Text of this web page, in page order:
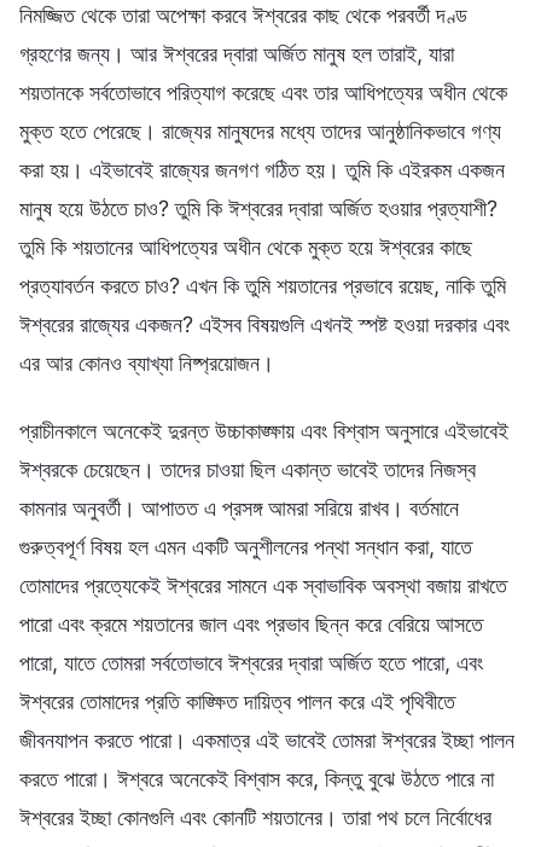
নিমজ্জিত থেকে তারা অপেক্ষা করবে ঈশ্বরের কাছ থেকে পরবর্তী দণ্ড
গ্রহণের জন্য। আর ঈশ্বরের দ্বারা অর্জিত মানুষ হল তারাই, যারা
শয়তানকে সর্বতোভাবে পরিত্যাগ করেছে এবং তার আধিপত্যের অধীন থেকে
মুক্ত হতে পেরেছে। রাজ্যের মানুষদের মধ্যে তাদের আনুষ্ঠানিকভাবে গণ্য
করা হয়। এইভাবেই রাজ্যের জনগণ গঠিত হয়। তুমি কি এইরকম একজন
মানুষ হয়ে উঠতে চাও? তুমি কি ঈশ্বরের দ্বারা অর্জিত হওয়ার প্রত্যাশী?
তুমি কি শয়তানের আধিপত্যের অধীন থেকে মুক্ত হয়ে ঈশ্বরের কাছে
প্রত্যাবর্তন করতে চাও? এখন কি তুমি শয়তানের প্রভাবে রয়েছ, নাকি তুমি
ঈশ্বরের রাজ্যের একজন? এইসব বিষয়গুলি এখনই স্পষ্ট হওয়া দরকার এবং
এর আর কোনও ব্যাখ্যা নিষ্প্রয়োজন।
প্রাচীনকালে অনেকেই দুরন্ত উচ্চাকাঙ্ক্ষায় এবং বিশ্বাস অনুসারে এইভাবেই
ঈশ্বরকে চেয়েছেন। তাদের চাওয়া ছিল একান্ত ভাবেই তাদের নিজস্ব
কামনার অনুবর্তী। আপাতত এ প্রসঙ্গ আমরা সরিয়ে রাখব। বর্তমানে
গুরুত্বপূর্ণ বিষয় হল এমন একটি অনুশীলনের পন্থা সন্ধান করা, যাতে
তোমাদের প্রত্যেকেই ঈশ্বরের সামনে এক স্বাভাবিক অবস্থা বজায় রাখতে
পারো এবং ক্রমে শয়তানের জাল এবং প্রভাব ছিন্ন করে বেরিয়ে আসতে
পারো, যাতে তোমরা সর্বতোভাবে ঈশ্বরের দ্বারা অর্জিত হতে পারো, এবং
ঈশ্বরের তোমাদের প্রতি কাঙ্ক্ষিত দায়িত্ব পালন করে এই পৃথিবীতে
জীবনযাপন করতে পারো। একমাত্র এই ভাবেই তোমরা ঈশ্বরের ইচ্ছা পালন
করতে পারো। ঈশ্বরে অনেকেই বিশ্বাস করে, কিন্তু বুঝে উঠতে পারে না
ঈশ্বরের ইচ্ছা কোনগুলি এবং কোনটি শয়তানের। তারা পথ চলে নির্বোধের